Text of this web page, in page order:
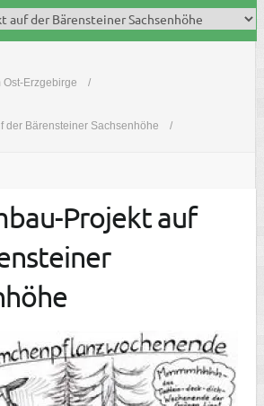
Ost-Erzgebirge
der Bärensteiner Sachsenhöhe
Projekt auf